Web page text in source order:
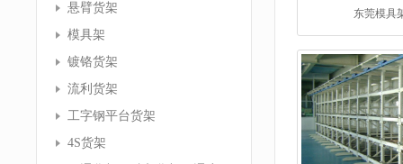
悬臂货架
模具架
镀铬货架
流利货架
工字钢平台货架
4S货架
东莞模具